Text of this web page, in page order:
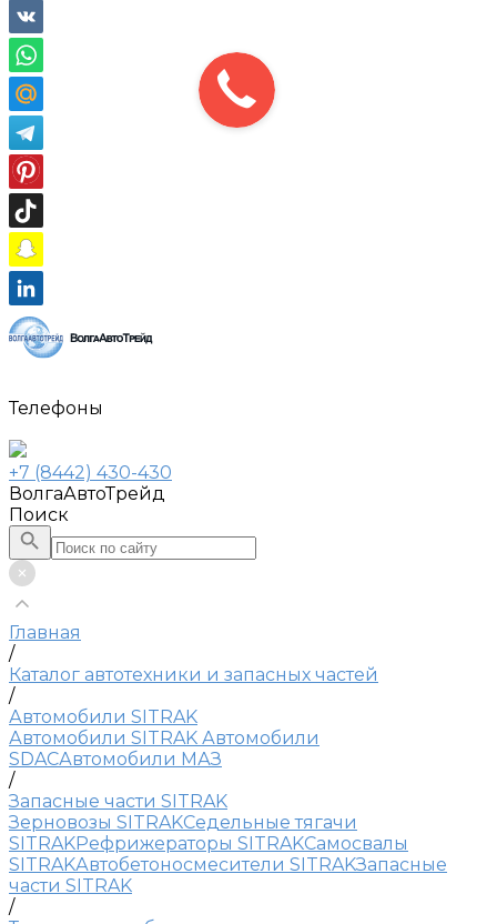
Телефоны
+7 (8442) 430-430
ВолгаАвтоТрейд
Поиск
Главная
/
Каталог автотехники и запасных частей
/
Автомобили SITRAK
Автомобили SITRAK Автомобили
SDACАвтомобили МАЗ
/
Запасные части SITRAK
Зерновозы SITRAKСедельные тягачи
SITRAKРефрижераторы SITRAKСамосвалы
SITRAKАвтобетоносмесители SITRAKЗапасные
части SITRAK
/